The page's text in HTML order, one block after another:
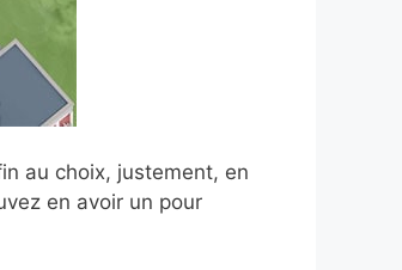
au choix, justement, en
en avoir un pour